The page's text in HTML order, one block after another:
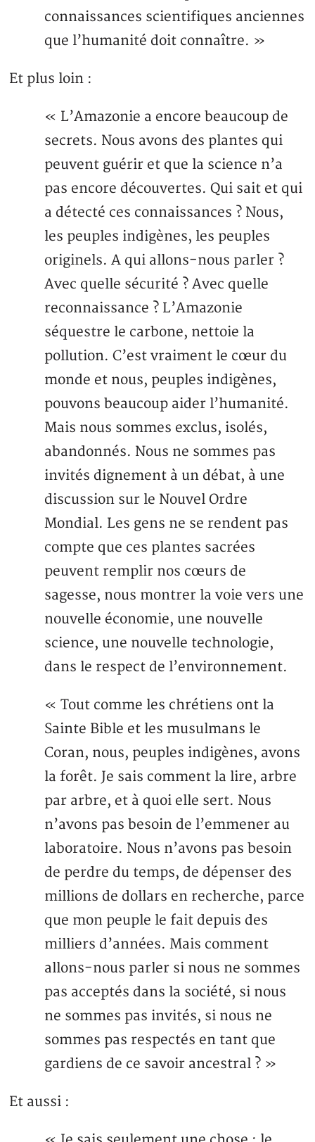
connaissances scientifiques anciennes
que l’humanité doit connaître. »
Et plus loin :
« L’Amazonie a encore beaucoup de
secrets. Nous avons des plantes qui
peuvent guérir et que la science n’a
pas encore découvertes. Qui sait et qui
a détecté ces connaissances ? Nous,
les peuples indigènes, les peuples
originels. A qui allons-nous parler ?
Avec quelle sécurité ? Avec quelle
reconnaissance ? L’Amazonie
séquestre le carbone, nettoie la
pollution. C’est vraiment le cœur du
monde et nous, peuples indigènes,
pouvons beaucoup aider l’humanité.
Mais nous sommes exclus, isolés,
abandonnés. Nous ne sommes pas
invités dignement à un débat, à une
discussion sur le Nouvel Ordre
Mondial. Les gens ne se rendent pas
compte que ces plantes sacrées
peuvent remplir nos cœurs de
sagesse, nous montrer la voie vers une
nouvelle économie, une nouvelle
science, une nouvelle technologie,
dans le respect de l’environnement.
« Tout comme les chrétiens ont la
Sainte Bible et les musulmans le
Coran, nous, peuples indigènes, avons
la forêt. Je sais comment la lire, arbre
par arbre, et à quoi elle sert. Nous
n’avons pas besoin de l’emmener au
laboratoire. Nous n’avons pas besoin
de perdre du temps, de dépenser des
millions de dollars en recherche, parce
que mon peuple le fait depuis des
milliers d’années. Mais comment
allons-nous parler si nous ne sommes
pas acceptés dans la société, si nous
ne sommes pas invités, si nous ne
sommes pas respectés en tant que
gardiens de ce savoir ancestral ? »
Et aussi :